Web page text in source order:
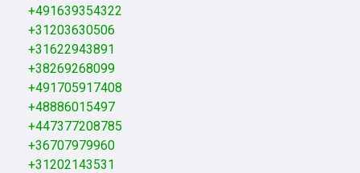
+491639354322
+31203630506
+31622943891
+38269268099
+491705917408
+48886015497
+447377208785
+36707979960
+31202143531